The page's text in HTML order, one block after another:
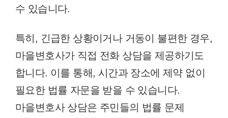
수 있습니다.
특히, 긴급한 상황이거나 거동이 불편한 경우,
마을변호사가 직접 전화 상담을 제공하기도
합니다. 이를 통해, 시간과 장소에 제약 없이
필요한 법률 자문을 받을 수 있습니다.
마을변호사 상담은 주민들의 법률 문제